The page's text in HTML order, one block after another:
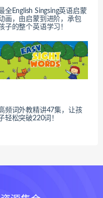
全English Singsing英语启蒙
画，由启蒙到进阶，承包
子的整个英语学习！
频词外教精讲47集，让孩
轻松突破220词！